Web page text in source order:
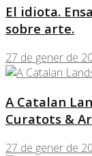
El idiota.
sobre arte.
27 de gener de
A Catalan
Curatots &
27 de gener de